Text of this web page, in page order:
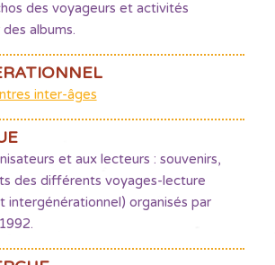
des voyageurs et activités
albums.
inter-âges
et aux lecteurs : souvenirs,
des différents voyages-lecture
intergénérationnel) organisés par